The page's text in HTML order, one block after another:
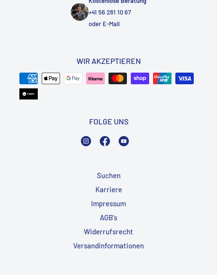
+41 56 281 10 67
oder E-Mail
WIR AKZEPTIEREN
FOLGE UNS
InstagramFacebook
Suchen
Karriere
Impressum
AGB's
Widerrufsrecht
Versandinformationen